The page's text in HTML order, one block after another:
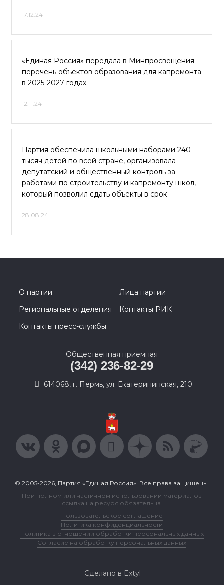
17.12.24
«Единая Россия» передала в Минпросвещения
перечень объектов образования для капремонта
в 2025-2027 годах
12.11.24
Партия обеспечила школьными наборами 240
тысяч детей по всей стране, организовала
депутатский и общественный контроль за
работами по строительству и капремонту школ,
который позволил сдать объекты в срок
28.08.24
О партии
Лица партии
Региональные отделения
Контакты РИК
Контакты пресс-службы
Общественная приемная
(342) 236-82-29
614068, г. Пермь, ул. Екатерининская, 210
© 2005-2026, Партия «Единая Россия». Все права защищены.
При полном или частичном использовании материалов
ссылка на ресурс обязательна.
Пользовательское соглашение
Политика конфиденциальности
Политика в отношении обработки персональных данных
Согласие на обработку персональных данных
Сделано в Extyl